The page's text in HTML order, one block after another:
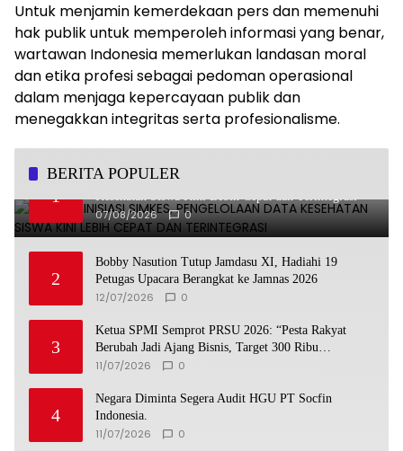
Untuk menjamin kemerdekaan pers dan memenuhi
hak publik untuk memperoleh informasi yang benar,
wartawan Indonesia memerlukan landasan moral
dan etika profesi sebagai pedoman operasional
dalam menjaga kepercayaan publik dan
menegakkan integritas serta profesionalisme.
BERITA POPULER
1
Undhira Inisiasi SIMKES, Pengelolaan Data
Kesehatan Siswa Kini Lebih Cepat dan Terintegrasi
07/08/2026 0
2
Bobby Nasution Tutup Jamdasu XI, Hadiahi 19
Petugas Upacara Berangkat ke Jamnas 2026
12/07/2026 0
3
Ketua SPMI Semprot PRSU 2026: “Pesta Rakyat
Berubah Jadi Ajang Bisnis, Target 300 Ribu
Pengunjung Tinggal Slogan”
11/07/2026 0
4
Negara Diminta Segera Audit HGU PT Socfin
Indonesia.
11/07/2026 0